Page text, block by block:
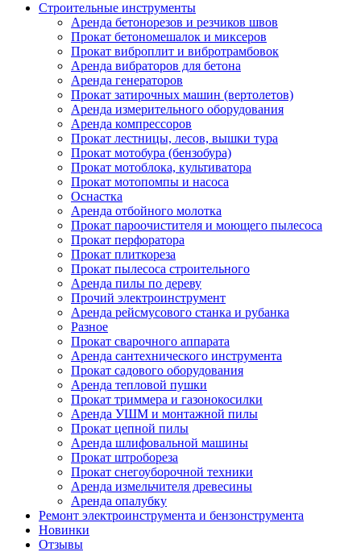
Строительные инструменты
Аренда бетонорезов и резчиков швов
Прокат бетономешалок и миксеров
Прокат виброплит и вибротрамбовок
Аренда вибраторов для бетона
Аренда генераторов
Прокат затирочных машин (вертолетов)
Аренда измерительного оборудования
Аренда компрессоров
Прокат лестницы, лесов, вышки тура
Прокат мотобура (бензобура)
Прокат мотоблока, культиватора
Прокат мотопомпы и насоса
Оснастка
Аренда отбойного молотка
Прокат пароочистителя и моющего пылесоса
Прокат перфоратора
Прокат плиткореза
Прокат пылесоса строительного
Аренда пилы по дереву
Прочий электроинструмент
Аренда рейсмусового станка и рубанка
Разное
Прокат сварочного аппарата
Аренда сантехнического инструмента
Прокат садового оборудования
Аренда тепловой пушки
Прокат триммера и газонокосилки
Аренда УШМ и монтажной пилы
Прокат цепной пилы
Аренда шлифовальной машины
Прокат штробореза
Прокат снегоуборочной техники
Аренда измельчителя древесины
Аренда опалубку
Ремонт электроинструмента и бензонструмента
Новинки
Отзывы